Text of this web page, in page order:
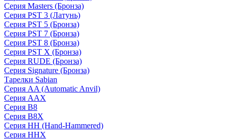
Серия Masters (Бронза)
Серия PST 3 (Латунь)
Серия PST 5 (Бронза)
Серия PST 7 (Бронза)
Серия PST 8 (Бронза)
Серия PST X (Бронза)
Серия RUDE (Бронза)
Серия Signature (Бронза)
Тарелки Sabian
Серия AA (Automatic Anvil)
Серия AAX
Серия B8
Серия B8X
Серия HH (Hand-Hammered)
Серия HHX